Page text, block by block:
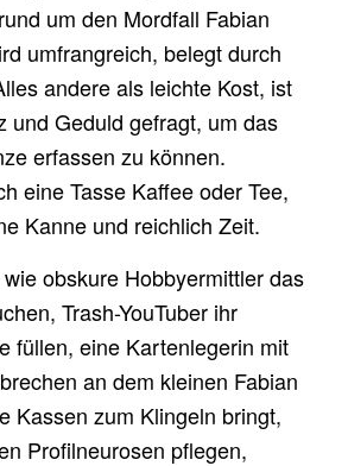
um den Mordfall Fabian
umfrangreich, belegt durch
andere als leichte Kost, ist
und Geduld gefragt, um das
erfassen zu können.
eine Tasse Kaffee oder Tee,
Kanne und reichlich Zeit.
obskure Hobbyermittler das
Trash-YouTuber ihr
füllen, eine Kartenlegerin mit
an dem kleinen Fabian
Kassen zum Klingeln bringt,
Profilneurosen pflegen,